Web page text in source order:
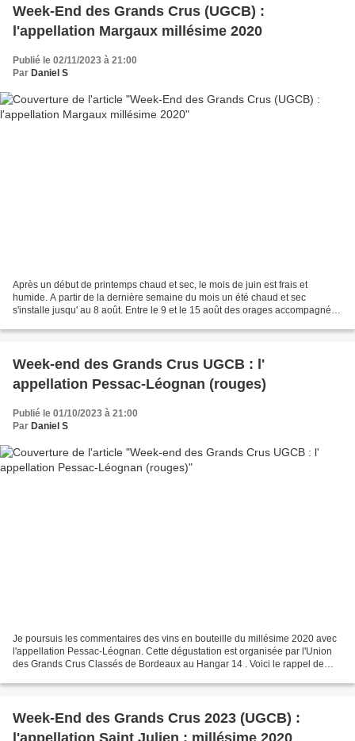
Week-End des Grands Crus (UGCB) :
l'appellation Margaux millésime 2020
Publié le 02/11/2023 à 21:00
Par Daniel S
Après un début de printemps chaud et sec, le mois de juin est frais et
humide. A partir de la dernière semaine du mois un été chaud et sec
s'installe jusqu' au 8 août. Entre le 9 et le 15 août des orages accompagnés
Week-end des Grands Crus UGCB : l'
appellation Pessac-Léognan (rouges)
Publié le 01/10/2023 à 21:00
Par Daniel S
Je poursuis les commentaires des vins en bouteille du millésime 2020 avec
l'appellation Pessac-Léognan. Cette dégustation est organisée par l'Union
des Grands Crus Classés de Bordeaux au Hangar 14 . Voici le rappel de
Week-End des Grands Crus 2023 (UGCB) :
l'appellation Saint Julien : millésime 2020